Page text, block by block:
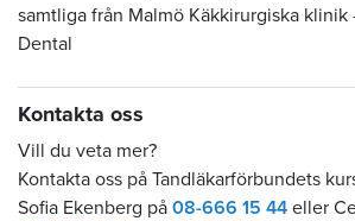
samtliga från Malmö Käkkirurgiska klinik
Dental
Kontakta oss
Vill du veta mer?
Kontakta oss på Tandläkarförbundets
Sofia Ekenberg på 08-666 15 44 eller